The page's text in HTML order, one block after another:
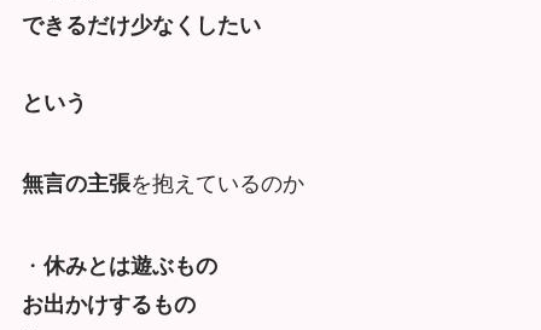
できるだけ少なくしたい
という
無言の主張を抱えているのか
・ 休みとは遊ぶもの
お出かけするもの